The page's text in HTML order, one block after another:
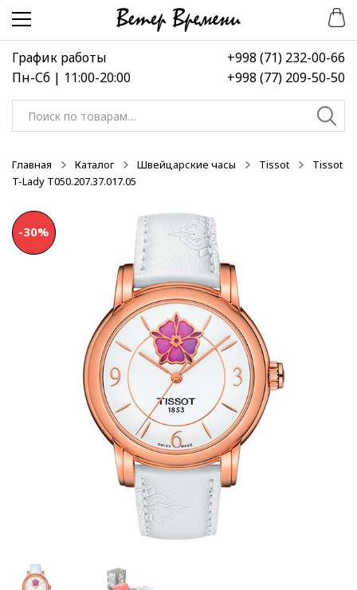
Перейти
навигации
Перейти
содержимому
График работы
Пн-Сб | 11:00-20:00
+998 (71) 232-00-66
+998 (77) 209-50-50
Искать:
Главная Каталог Швейцарские часы Tissot
Tissot
T-Lady T050.207.37.017.05
-30%